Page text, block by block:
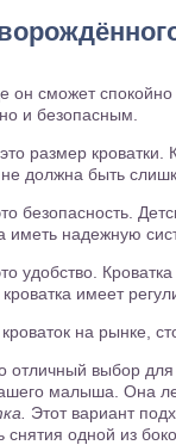
он сможет
и безопасным.
это размер
должна быть
безопасность.
иметь надежную
удобство.
имеет
на рынке,
отличный выбор для
малыша. Она
Этот вариант
снятия одной из